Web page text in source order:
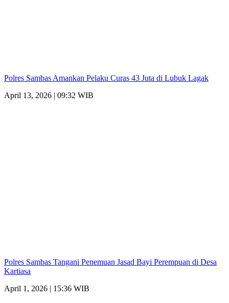
Polres Sambas Amankan Pelaku Curas 43 Juta di Lubuk Lagak
April 13, 2026 | 09:32 WIB
Polres Sambas Tangani Penemuan Jasad Bayi Perempuan di Desa
Kartiasa
April 1, 2026 | 15:36 WIB